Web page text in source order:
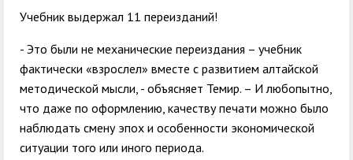
Учебник выдержал 11 переизданий!
- Это были не механические переиздания – учебник
фактически «взрослел» вместе с развитием алтайской
методической мысли, - объясняет Темир. – И любопытно,
что даже по оформлению, качеству печати можно было
наблюдать смену эпох и особенности экономической
ситуации того или иного периода.